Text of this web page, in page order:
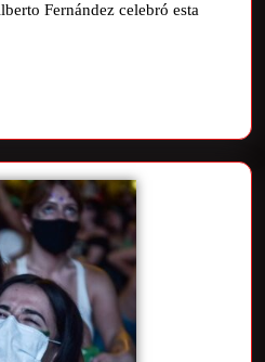
Fernández celebró esta